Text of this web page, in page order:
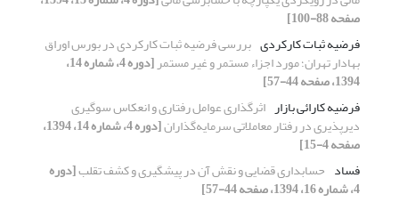
صفحه 88-100]
فرضیه ثبات کارکردی بررسی فرضیه ثبات کارکردی در بورس اوراق
بهادار تهران؛ مورد اجزاء مستمر و غیر مستمر [دوره 4، شماره 14،
1394، صفحه 44-57]
فرضیه کارائی بازار اثرگذاری عوامل رفتاری و انعکاس سوگیری‌
دیرپذیری در رفتار معاملاتی سرمایه‌گذاران [دوره 4، شماره 14، 1394،
صفحه 4-15]
فساد حسابداری قضایی و نقش آن در پیشگیری و کشف تقلب[دوره
4، شماره 16، 1394، صفحه 44-57]